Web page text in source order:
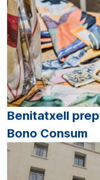
Benitatxell
Bono Consum